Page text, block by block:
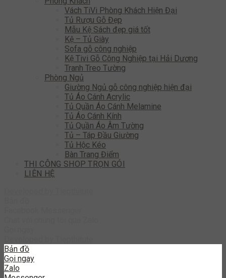
Vách TiVi Phòng Khách Hiện Đại
Tủ Rượu Gỗ Đẹp
Mẫu Kệ Sách đẹp giá tốt
Kệ – Tủ Giày
Sofa gỗ công nghiệp
Kệ Tivi Gỗ Công Nghiệp tại Hải Dương
Tranh Treo Tường
Phòng Ngủ
Giường Ngủ gỗ công nghiệp hiện đại
Tủ Áo Cánh Acrylic
Tủ Quần Áo Cánh Melamine
Tủ Áo Cánh Kính
Tủ Quần Áo Âm Tường
Tủ – Táp Đầu Giường
Tủ Hộc Kéo
Bàn Trang Điểm
THI CÔNG SHOP TRỌN GÓI
LIÊN HỆ
Bản đồ
Gọi ngay
Zalo